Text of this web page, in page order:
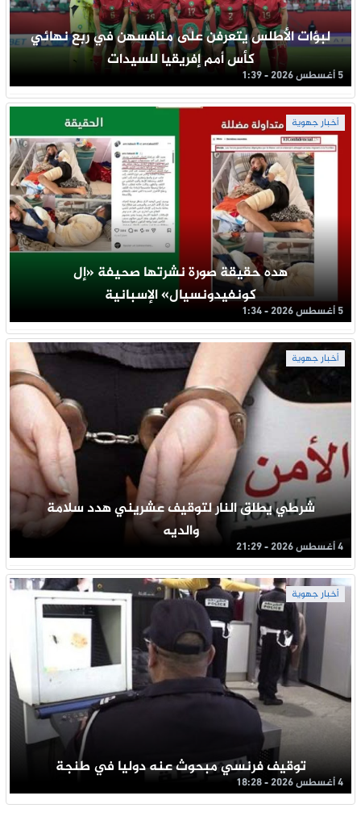
لبؤات الأطلس يتعرفن على منافسهن في ربع نهائي
كأس أمم إفريقيا للسيدات
5 أغسطس 2026 - 1:39
أخبار جهوية
هده حقيقة صورة نشرتها صحيفة «إل
كونفيدونسيال» الإسبانية
5 أغسطس 2026 - 1:34
أخبار جهوية
شرطي يطلق النار لتوقيف عشريني هدد سلامة
والديه
4 أغسطس 2026 - 21:29
أخبار جهوية
توقيف فرنسي مبحوث عنه دوليا في طنجة
4 أغسطس 2026 - 18:28